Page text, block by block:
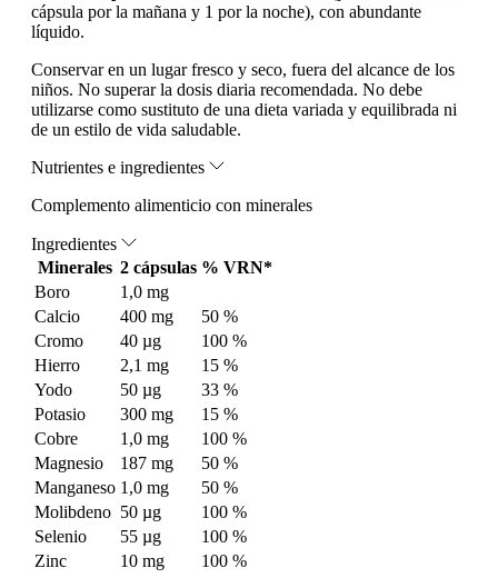
cápsula por la mañana y 1 por la noche), con abundante
líquido.
Conservar en un lugar fresco y seco, fuera del alcance de los
niños. No superar la dosis diaria recomendada. No debe
utilizarse como sustituto de una dieta variada y equilibrada ni
de un estilo de vida saludable.
Nutrientes e ingredientes
Complemento alimenticio con minerales
Ingredientes
Minerales 2 cápsulas % VRN*
Boro
1,0 mg
Calcio
400 mg
50 %
Cromo
40 µg
100 %
Hierro
2,1 mg
15 %
Yodo
50 µg
33 %
Potasio
300 mg
15 %
Cobre
1,0 mg
100 %
Magnesio
187 mg
50 %
Manganeso 1,0 mg
50 %
Molibdeno 50 µg
100 %
Selenio
55 µg
100 %
Zinc
10 mg 100 %